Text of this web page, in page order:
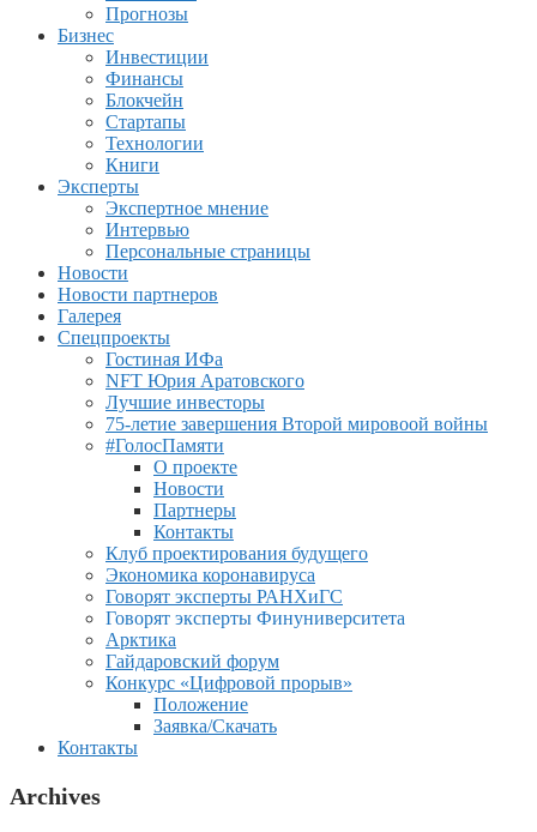
Прогнозы
Бизнес
Инвестиции
Финансы
Блокчейн
Стартапы
Технологии
Книги
Эксперты
Экспертное мнение
Интервью
Персональные страницы
Новости
Новости партнеров
Галерея
Спецпроекты
Гостиная ИФа
NFT Юрия Аратовского
Лучшие инвесторы
75-летие завершения Второй мировоой войны
#ГолосПамяти
О проекте
Новости
Партнеры
Контакты
Клуб проектирования будущего
Экономика коронавируса
Говорят эксперты РАНХиГС
Говорят эксперты Финуниверситета
Арктика
Гайдаровский форум
Конкурс «Цифровой прорыв»
Положение
Заявка/Скачать
Контакты
Archives